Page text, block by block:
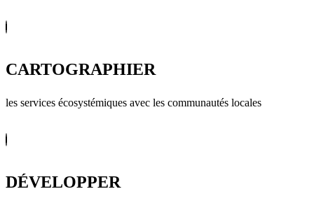
CARTOGRAPHIER
les services écosystémiques avec les communautés locales
DÉVELOPPER